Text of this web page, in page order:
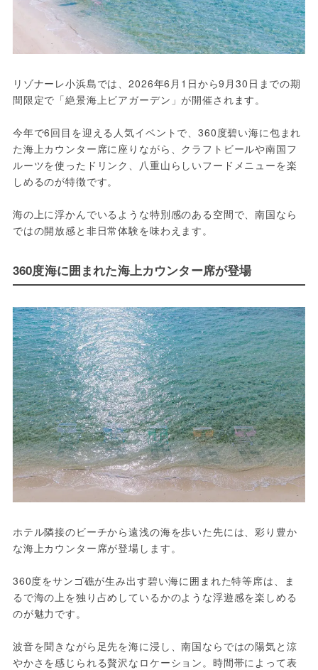
リゾナーレ小浜島では、2026年6月1日から9月30日までの期
間限定で「絶景海上ビアガーデン」が開催されます。
今年で6回目を迎える人気イベントで、360度碧い海に包まれ
た海上カウンター席に座りながら、クラフトビールや南国フ
ルーツを使ったドリンク、八重山らしいフードメニューを楽
しめるのが特徴です。
海の上に浮かんでいるような特別感のある空間で、南国なら
ではの開放感と非日常体験を味わえます。
360度海に囲まれた海上カウンター席が登場
ホテル隣接のビーチから遠浅の海を歩いた先には、彩り豊か
な海上カウンター席が登場します。
360度をサンゴ礁が生み出す碧い海に囲まれた特等席は、ま
るで海の上を独り占めしているかのような浮遊感を楽しめる
のが魅力です。
波音を聞きながら足先を海に浸し、南国ならではの陽気と涼
やかさを感じられる贅沢なロケーション。時間帯によって表